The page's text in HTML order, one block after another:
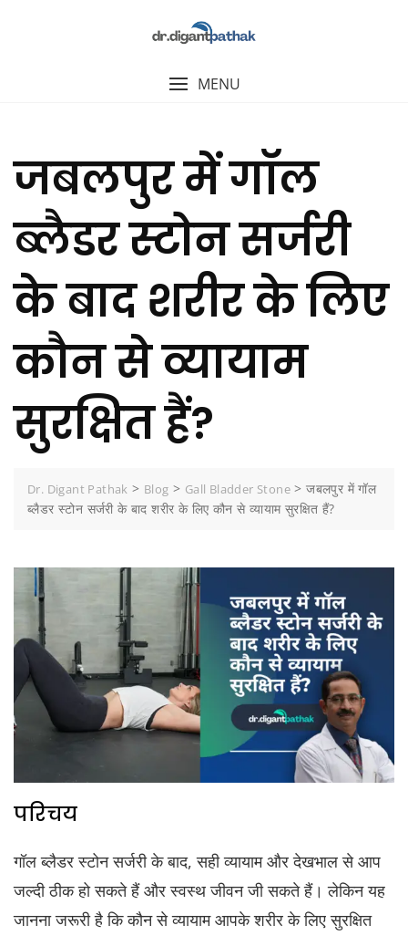
MENU
जबलपुर में गॉल
ब्लैडर स्टोन सर्जरी
के बाद शरीर के लिए
कौन से व्यायाम
सुरक्षित हैं?
Dr. Digant Pathak > Blog > Gall Bladder Stone >जबलपुर में गॉल
ब्लैडर स्टोन सर्जरी के बाद शरीर के लिए कौन से व्यायाम सुरक्षित हैं?
परिचय
गॉल ब्लैडर स्टोन सर्जरी के बाद, सही व्यायाम और देखभाल से आप
जल्दी ठीक हो सकते हैं और स्वस्थ जीवन जी सकते हैं। लेकिन यह
जानना जरूरी है कि कौन से व्यायाम आपके शरीर के लिए सुरक्षित